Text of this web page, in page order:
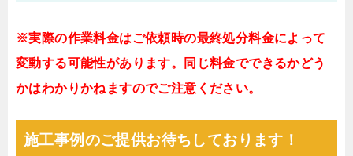
※実際の作業料金はご依頼時の最終処分料金によって
変動する可能性があります。同じ料金でできるかどう
かはわかりかねますのでご注意ください。
施工事例のご提供お待ちしております！